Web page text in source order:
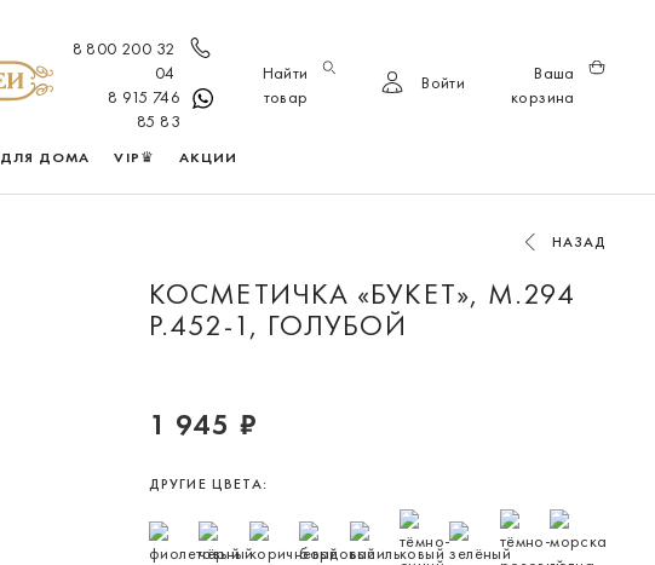
8 800 200 32
04
8 915 746
85 83
Найти
товар
Войти
Ваша
корзина
ДЛЯ ДОМА VIP♛ АКЦИИ
НАЗАД
КОСМЕТИЧКА «БУКЕТ», М.294
Р.452-1, ГОЛУБОЙ
1 945 ₽
ДРУГИЕ ЦВЕТА: